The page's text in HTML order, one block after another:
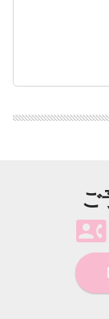
ご
contact_phone